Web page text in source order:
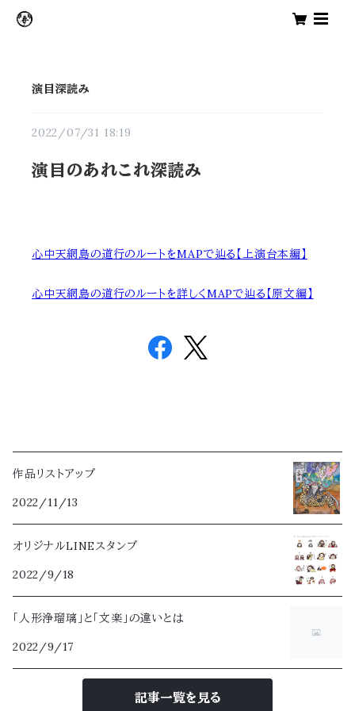
演目深読み
2022/07/31 18:19
演目のあれこれ深読み
心中天網島の道行のルートをMAPで辿る【上演台本編】
心中天網島の道行のルートを詳しくMAPで辿る【原文編】
作品リストアップ
2022/11/13
オリジナルLINEスタンプ
2022/9/18
「人形浄瑠璃」と「文楽」の違いとは
2022/9/17
記事一覧を見る